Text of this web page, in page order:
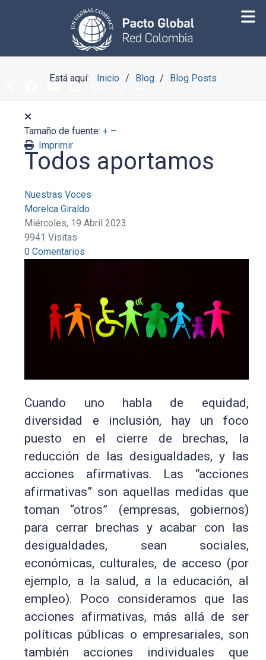
Está aquí: Inicio Blog Blog Posts
Tamaño de fuente: + –
Imprimir
Todos aportamos
Nuestras Voces
Morelca Giraldo
Miércoles, 19 Abril 2023
9941 Visitas
0 Comentarios
Cuando uno habla de equidad,
diversidad e inclusión, hay un foco
puesto en el cierre de brechas, la
reducción de las desigualdades, y las
acciones afirmativas. Las “acciones
afirmativas” son aquellas medidas que
toman “otros” (empresas, gobiernos)
para cerrar brechas y acabar con las
desigualdades, sean sociales,
económicas, culturales, de acceso (por
ejemplo, a la salud, a la educación, al
empleo). Poco consideramos que las
acciones afirmativas, más allá de ser
políticas públicas o empresariales, son
también acciones individuales que